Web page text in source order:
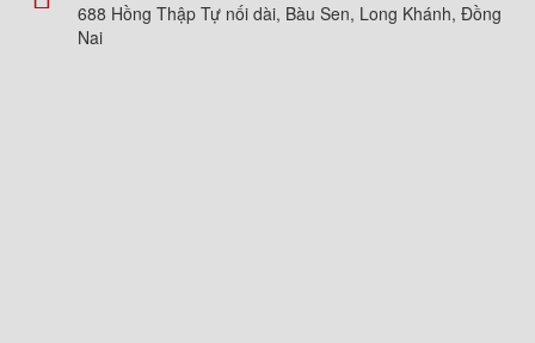
688 Hồng Thập Tự nối dài, Bàu Sen, Long Khánh, Đồng
Nai